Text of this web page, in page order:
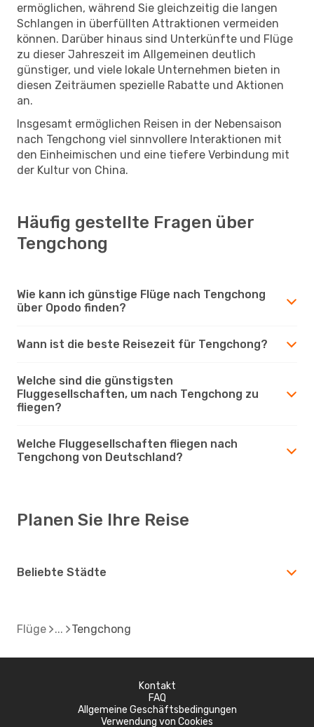
ermöglichen, während Sie gleichzeitig die langen
Schlangen in überfüllten Attraktionen vermeiden
können. Darüber hinaus sind Unterkünfte und Flüge
zu dieser Jahreszeit im Allgemeinen deutlich
günstiger, und viele lokale Unternehmen bieten in
diesen Zeiträumen spezielle Rabatte und Aktionen
an.
Insgesamt ermöglichen Reisen in der Nebensaison
nach Tengchong viel sinnvollere Interaktionen mit
den Einheimischen und eine tiefere Verbindung mit
der Kultur von China.
Häufig gestellte Fragen über
Tengchong
Wie kann ich günstige Flüge nach Tengchong
über Opodo finden?
Wann ist die beste Reisezeit für Tengchong?
Welche sind die günstigsten
Fluggesellschaften, um nach Tengchong zu
fliegen?
Welche Fluggesellschaften fliegen nach
Tengchong von Deutschland?
Planen Sie Ihre Reise
Beliebte Städte
Flüge Tengchong
Kontakt
FAQ
Allgemeine Geschäftsbedingungen
Verwendung von Cookies